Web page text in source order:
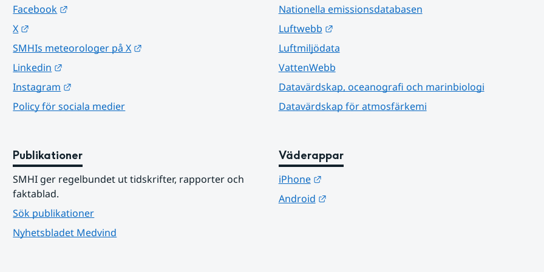
Facebook
X
SMHIs meteorologer på X
Linkedin
Instagram
Policy för sociala medier
Nationella emissionsdatabasen
Luftwebb
Länk till annan webbplats.
Luftmiljödata
VattenWebb
Datavärdskap, oceanografi och marinbiologi
Datavärdskap för atmosfärkemi
Publikationer
SMHI ger regelbundet ut tidskrifter, rapporter och
faktablad.
Sök publikationer
Nyhetsbladet Medvind
Väderappar
iPhone
Länk till annan webbplats.
Android
Länk till annan webbplats.